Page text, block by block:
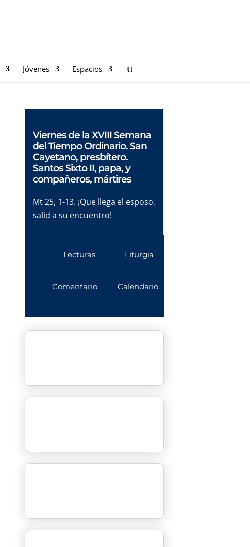
Jóvenes Espacios
Viernes de la XVIII Semana
del Tiempo Ordinario. San
Cayetano, presbítero.
Santos Sixto II, papa, y
compañeros, mártires
Mt 25, 1-13. ¡Que llega el esposo,
salid a su encuentro!
Lecturas
Comentario
Liturgia
Calendario